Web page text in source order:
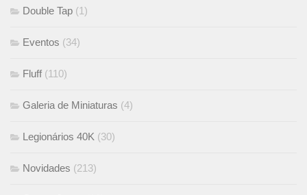
Double Tap (1)
Eventos (34)
Fluff (110)
Galeria de Miniaturas (4)
Legionários 40K (30)
Novidades (213)